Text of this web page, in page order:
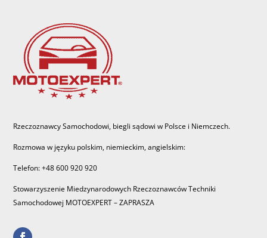
Rzeczoznawcy Samochodowi, biegli sądowi w Polsce i Niemczech.
Rozmowa w języku polskim, niemieckim, angielskim:
Telefon: +48 600 920 920
Stowarzyszenie Miedzynarodowych Rzeczoznawców Techniki
Samochodowej MOTOEXPERT – ZAPRASZA